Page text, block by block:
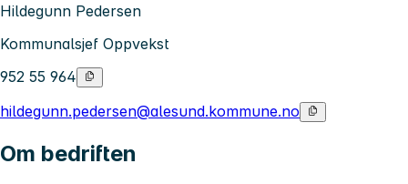
Hildegunn Pedersen
Kommunalsjef Oppvekst
952 55 964
hildegunn.pedersen@alesund.kommune.no
Om bedriften